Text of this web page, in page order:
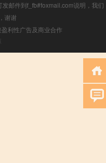
邮件到f_fb#foxmail.com说明，我们
谢谢
利性广告及商业合作